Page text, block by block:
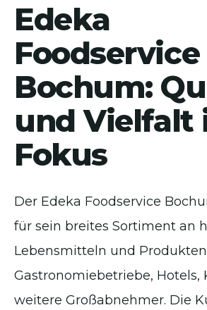
Edeka
Foodservice
Bochum:
und Vielfalt
Fokus
Der Edeka Foodservice
für sein breites Sortiment an
Lebensmitteln und
Gastronomiebetriebe, Hotels,
weitere Großabnehmer. Die